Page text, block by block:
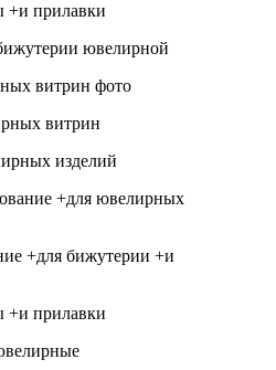
+и прилавки
ювелирной
витрин фото
витрин
изделий
+для ювелирных
+для бижутерии +и
+и прилавки